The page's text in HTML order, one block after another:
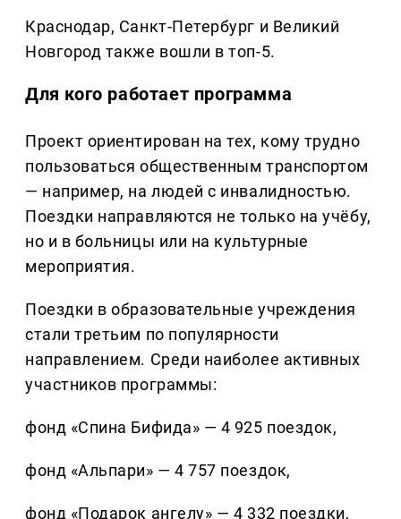
Краснодар, Санкт-Петербург и Великий
Новгород также вошли в топ-5.
Для кого работает программа
Проект ориентирован на тех, кому трудно
пользоваться общественным транспортом
— например, на людей с инвалидностью.
Поездки направляются не только на учёбу,
но и в больницы или на культурные
мероприятия.
Поездки в образовательные учреждения
стали третьим по популярности
направлением. Среди наиболее активных
участников программы:
фонд «Спина Бифида» — 4 925 поездок,
фонд «Альпари» — 4 757 поездок,
фонд «Подарок ангелу» — 4 332 поездки,